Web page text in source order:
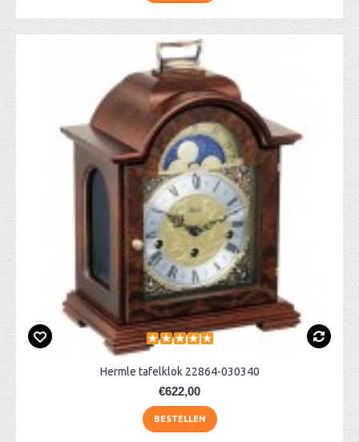
Hermle tafelklok 22864-030340
€622,00
BESTELLEN